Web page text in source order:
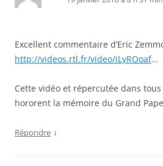
Excellent commentaire d’Eric
http://videos.rtl.fr/video/iLyROoaf…
Cette vidéo et répercutée dans
hororent la mémoire du Grand
Répondre ↓